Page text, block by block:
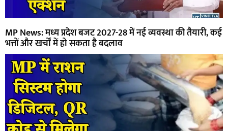
MP News: मध्य प्रदेश बजट 2027-28 में नई व्यवस्था की तैयारी, कई
भत्तों और खर्चों में हो सकता है बदलाव